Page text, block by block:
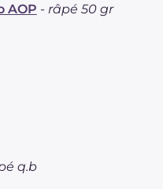
g
AOP - râpé 50 gr
q.b